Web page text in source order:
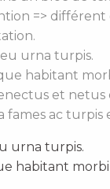
=>
urna turpis.
habitant
et netus
fames ac turpis
urna turpis.
habitant